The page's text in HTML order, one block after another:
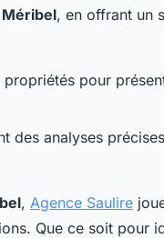
, en offrant un
pour
des analyses
, Agence Saulire
Que ce soit pour